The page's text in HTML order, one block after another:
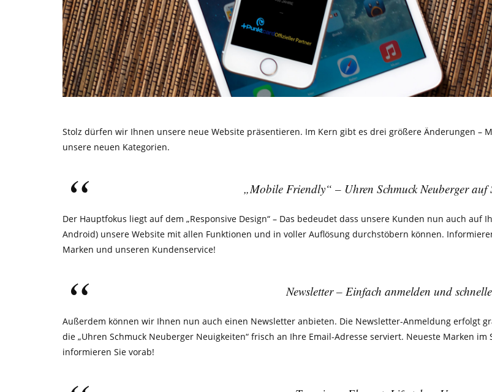
Stolz dürfen wir Ihnen unsere neue Website präsentieren. Im Kern gibt es drei größere Änderungen –
unsere neuen Kategorien.
„Mobile Friendly“ – Uhren Schmuck Neuberger auf
Der Hauptfokus liegt auf dem „Responsive Design“ – Das bedeudet dass unsere Kunden nun auch
Android) unsere Website mit allen Funktionen und in voller Auflösung durchstöbern können.
Marken und unseren Kundenservice!
Newsletter – Einfach anmelden und
Außerdem können wir Ihnen nun auch einen Newsletter anbieten. Die Newsletter-Anmeldung erfolgt
die „Uhren Schmuck Neuberger Neuigkeiten“ frisch an Ihre Email-Adresse serviert. Neueste Marken
informieren Sie vorab!